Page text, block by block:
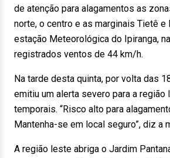
de atenção para alagamentos as
norte, o centro e as marginais Tietê e
estação Meteorológica do Ipiranga,
registrados ventos de 44 km/h.
Na tarde desta quinta, por volta das
emitiu um alerta severo para a
temporais. “Risco alto para
Mantenha-se em local seguro”, diz a
A região leste abriga o Jardim